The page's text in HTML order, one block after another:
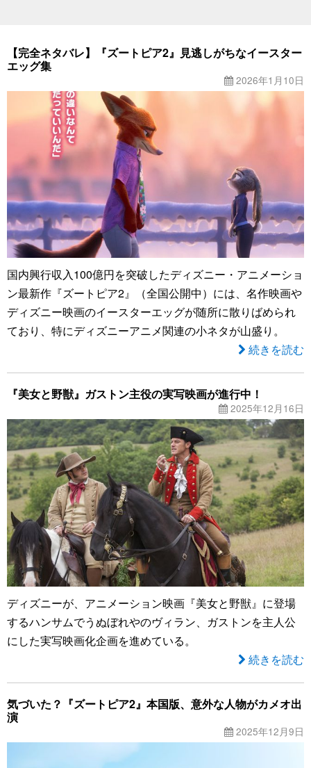
【完全ネタバレ】『ズートピア2』見逃しがちなイースター
エッグ集
2026年1月10日
国内興行収入100億円を突破したディズニー・アニメーショ
ン最新作『ズートピア2』（全国公開中）には、名作映画や
ディズニー映画のイースターエッグが随所に散りばめられ
ており、特にディズニーアニメ関連の小ネタが山盛り。
続きを読む
『美女と野獣』ガストン主役の実写映画が進行中！
2025年12月16日
ディズニーが、アニメーション映画『美女と野獣』に登場
するハンサムでうぬぼれやのヴィラン、ガストンを主人公
にした実写映画化企画を進めている。
続きを読む
気づいた？『ズートピア2』本国版、意外な人物がカメオ出
演
2025年12月9日